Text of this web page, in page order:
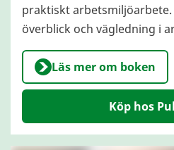
praktiskt
överblick och vägledning i
Läs mer om boken
Köp hos